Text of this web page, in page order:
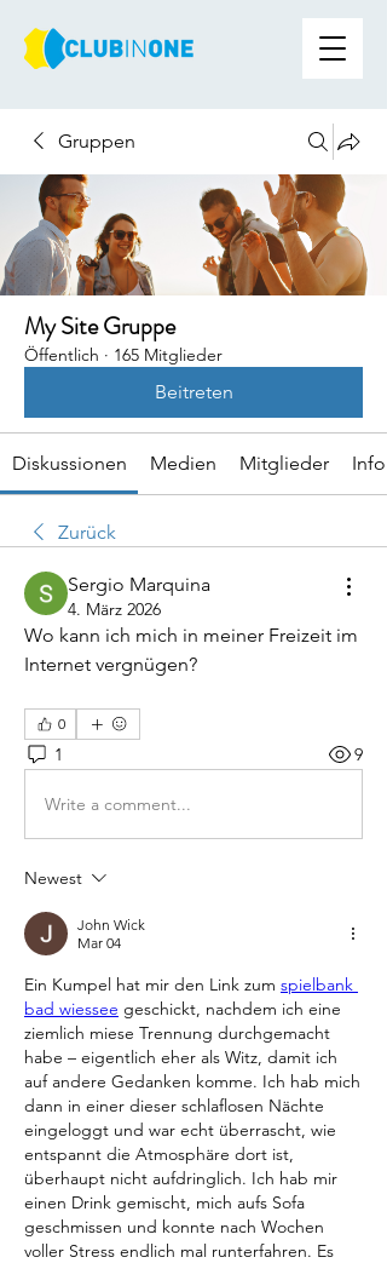
Gruppen
My Site Gruppe
Öffentlich · 165 Mitglieder
Beitreten
Diskussionen Medien Mitglieder Info
Zurück
Sergio Marquina
4. März 2026
Wo kann ich mich in meiner Freizeit im
Internet vergnügen?
0
1 9
Write a comment...
Newest
John Wick
Mar 04
Ein Kumpel hat mir den Link zum spielbank
bad wiessee geschickt, nachdem ich eine
ziemlich miese Trennung durchgemacht
habe – eigentlich eher als Witz, damit ich
auf andere Gedanken komme. Ich hab mich
dann in einer dieser schlaflosen Nächte
eingeloggt und war echt überrascht, wie
entspannt die Atmosphäre dort ist,
überhaupt nicht aufdringlich. Ich hab mir
einen Drink gemischt, mich aufs Sofa
geschmissen und konnte nach Wochen
voller Stress endlich mal runterfahren. Es